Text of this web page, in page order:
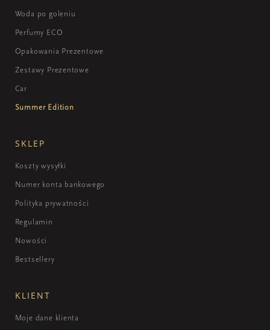
Woda po goleniu
Perfumy ECO
Opakowania Prezentowe
Zestawy Prezentowe
Car
Summer Edition
SKLEP
Koszty wysyłki
Numer konta bankowego
Polityka prywatności
Regulamin
Nowości
Bestsellery
KLIENT
Moje dane klienta